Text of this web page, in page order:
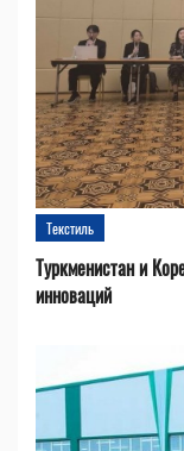
Текстиль
Туркменистан и
инноваций